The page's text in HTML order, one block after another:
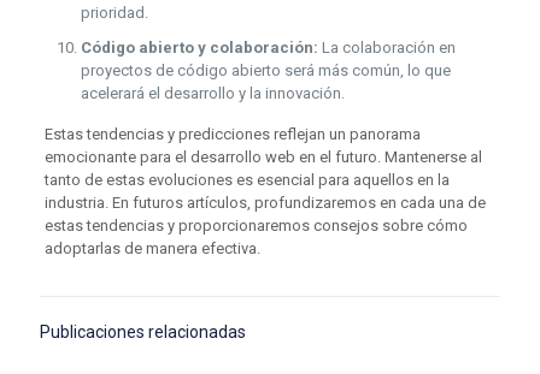
prioridad.
Código abierto y colaboración: La colaboración en
proyectos de código abierto será más común, lo que
acelerará el desarrollo y la innovación.
Estas tendencias y predicciones reflejan un panorama
emocionante para el desarrollo web en el futuro. Mantenerse al
tanto de estas evoluciones es esencial para aquellos en la
industria. En futuros artículos, profundizaremos en cada una de
estas tendencias y proporcionaremos consejos sobre cómo
adoptarlas de manera efectiva.
Publicaciones relacionadas